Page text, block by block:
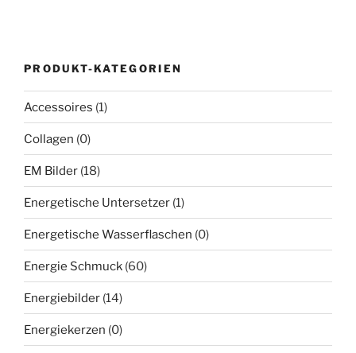
PRODUKT-KATEGORIEN
Accessoires (1)
Collagen (0)
EM Bilder (18)
Energetische Untersetzer (1)
Energetische Wasserflaschen (0)
Energie Schmuck (60)
Energiebilder (14)
Energiekerzen (0)